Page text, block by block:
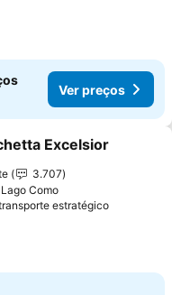
Ver preços
aos favoritos
Excelsior
3.707
Lago Como
estratégico